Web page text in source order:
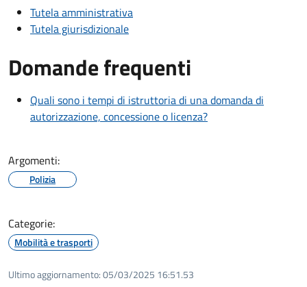
Tutela amministrativa
Tutela giurisdizionale
Domande frequenti
Quali sono i tempi di istruttoria di una domanda di
autorizzazione, concessione o licenza?
Argomenti:
Polizia
Categorie:
Mobilità e trasporti
Ultimo aggiornamento:05/03/2025 16:51.53